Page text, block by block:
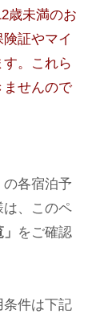
歳未満のお
証やマイ
。これら
せんので
各宿泊予
、このペ
をご確認
件は下記